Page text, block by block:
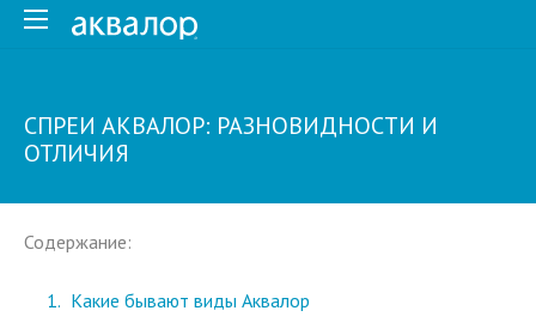
СПРЕИ АКВАЛОР: РАЗНОВИДНОСТИ И
ОТЛИЧИЯ
Содержание:
Какие бывают виды Аквалор